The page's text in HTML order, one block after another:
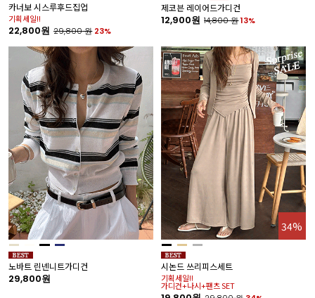
카너보 시스루후드집업
기획세일!!
22,800원 29,800원 23%
제코븐 레이어드가디건
12,900원 14,800원13%
노바트 린넨니트가디건
29,800원
34%
시논드 쓰리피스세트
기획세일!!
가디건+나시+팬츠 SET